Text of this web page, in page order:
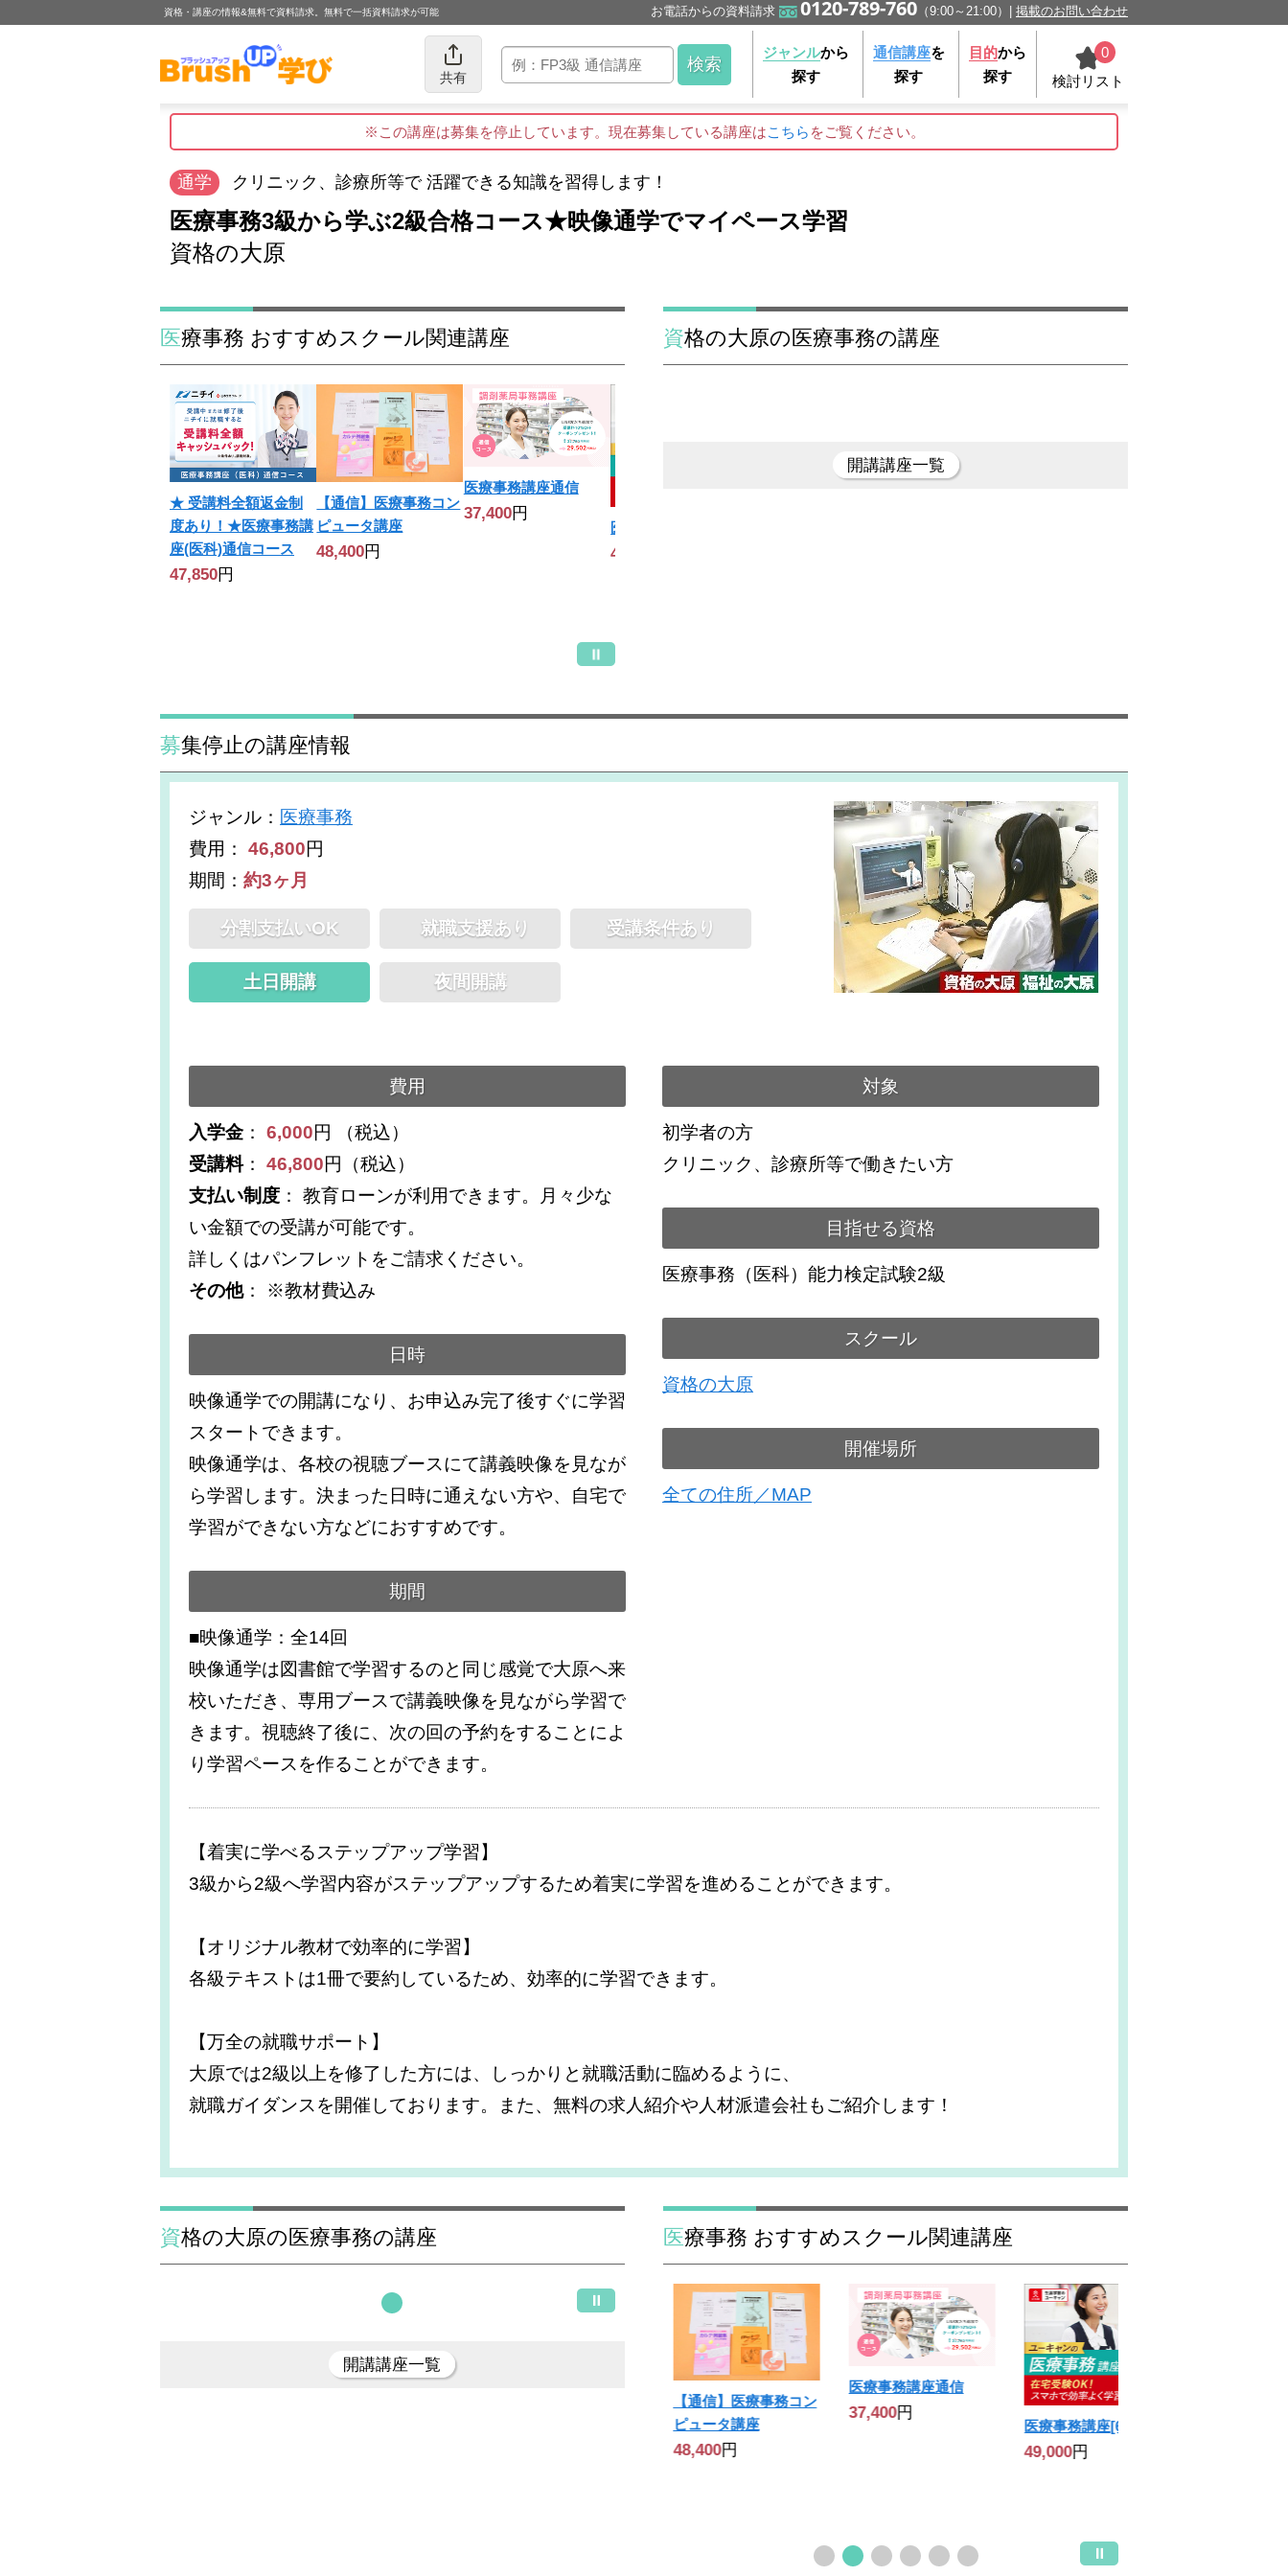
資格・講座の情報&無料で資料請求。無料で一括資料請求が可能 お電話からの資料請求 0120-789-760 （9:00～21:00） 掲載のお問い合わせ
共有
ジャンルから
探す
通信講座を
探す
目的から
探す
0
検討リスト
※この講座は募集を停止しています。現在募集している講座はこちら をご覧ください。
通学 クリニック、診療所等で 活躍できる知識を習得します！
医療事務3級から学ぶ2級合格コース★映像通学でマイペース学習
資格の大原
医療事務 おすすめスクール関連講座
★ 受講料全額返金制
度あり！★医療事務講
座(医科)通信コース
47,850円
【通信】医療事務コン
ピュータ講座
48,400円
医療事務講座通信
37,400円
医療事務講座[6C]
49,000
資格の大原の医療事務の講座
開講講座一覧
募集停止の講座情報
ジャンル ： 医療事務
費用： 46,800円
期間： 約3ヶ月
分割支払いOK 就職支援あり 受講条件あり
土日開講 夜間開講
費用
入学金 ： 6,000円 （税込）
受講料： 46,800円（税込）
支払い制度 ： 教育ローンが利用できます。月々少な
い金額での受講が可能です。
詳しくはパンフレットをご請求ください。
その他： ※教材費込み
日時
映像通学での開講になり、お申込み完了後すぐに学習
スタートできます。
映像通学は、各校の視聴ブースにて講義映像を見なが
ら学習します。決まった日時に通えない方や、自宅で
学習ができない方などにおすすめです。
期間
■映像通学：全14回
映像通学は図書館で学習するのと同じ感覚で大原へ来
校いただき、専用ブースで講義映像を見ながら学習で
きます。視聴終了後に、次の回の予約をすることによ
り学習ペースを作ることができます。
対象
初学者の方
クリニック、診療所等で働きたい方
目指せる資格
医療事務（医科）能力検定試験2級
スクール
資格の大原
開催場所
全ての住所／MAP
【着実に学べるステップアップ学習】
3級から2級へ学習内容がステップアップするため着実に学習を進めることができます。
【オリジナル教材で効率的に学習】
各級テキストは1冊で要約しているため、効率的に学習できます。
【万全の就職サポート】
大原では2級以上を修了した方には、しっかりと就職活動に臨めるように、
就職ガイダンスを開催しております。また、無料の求人紹介や人材派遣会社もご紹介します！
資格の大原の医療事務の講座
開講講座一覧
医療事務 おすすめスクール関連講座
【通信】医療事務コン
ピュータ講座
48,400円
医療事務講座通信
37,400円
医療事務講座[6C]
49,000円